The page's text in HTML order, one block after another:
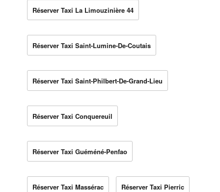
Réserver Taxi La Limouzinière 44
Réserver Taxi Saint-Lumine-De-Coutais
Réserver Taxi Saint-Philbert-De-Grand-Lieu
Réserver Taxi Conquereuil
Réserver Taxi Guéméné-Penfao
Réserver Taxi Massérac Réserver Taxi Pierric